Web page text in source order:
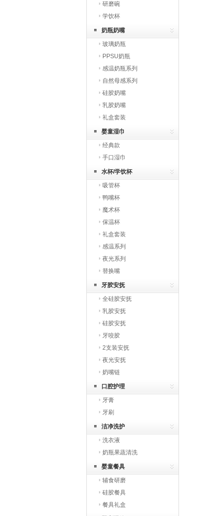
研磨碗
学饮杯
奶瓶奶嘴
玻璃奶瓶
PPSU奶瓶
感温奶瓶系列
自然母感系列
硅胶奶嘴
乳胶奶嘴
礼盒套装
婴童湿巾
经典款
手口湿巾
水杯/学饮杯
吸管杯
鸭嘴杯
魔术杯
保温杯
礼盒套装
感温系列
夜光系列
替换嘴
牙胶安抚
全硅胶安抚
乳胶安抚
硅胶安抚
牙咬胶
2支装安抚
夜光安抚
奶嘴链
口腔护理
牙膏
牙刷
洁净洗护
洗衣液
奶瓶果蔬清洗
婴童餐具
辅食研磨
硅胶餐具
餐具礼盒